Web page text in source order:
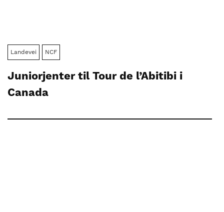
Landevei NCF
Juniorjenter til Tour de l’Abitibi i
Canada